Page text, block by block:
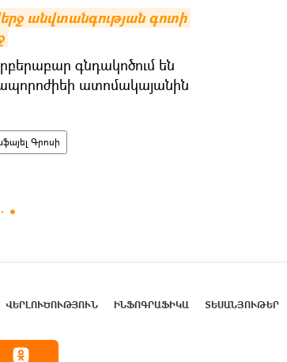
անվտանգության գոտի
գնդակոծում են
ատոմակայանին
Գրոսի
ՎԵՐԼՈՒԾՈՒԹՅՈՒՆ ԻՆՖՈԳՐԱՖԻԿԱ ՏԵՍԱՆՅՈՒԹԵՐ